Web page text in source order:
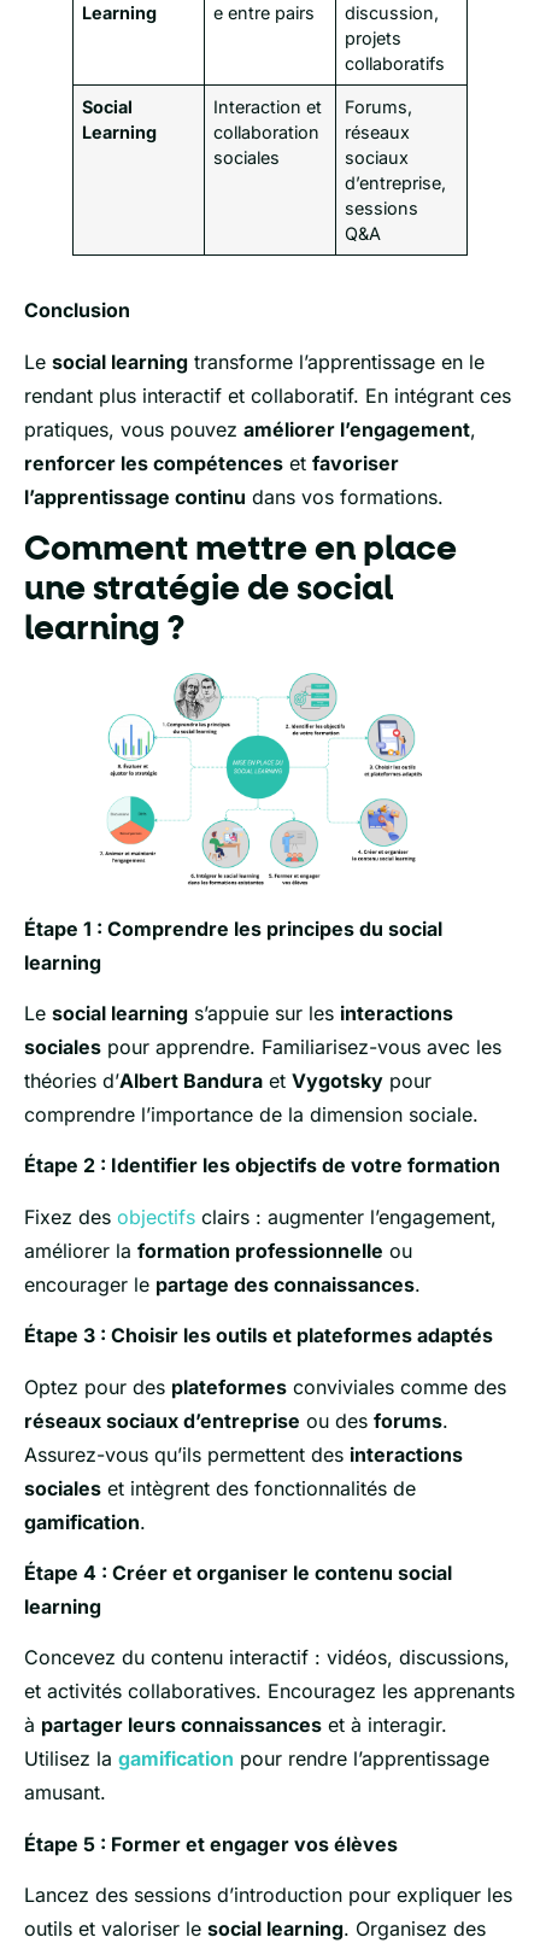
Learning
e entre pairs
discussion,
projets
collaboratifs
Social
Learning
Interaction et
collaboration
sociales
Forums,
réseaux
sociaux
d’entreprise,
sessions
Q&A
Conclusion
Le social learning transforme l’apprentissage en le
rendant plus interactif et collaboratif. En intégrant ces
pratiques, vous pouvez améliorer l’engagement,
renforcer les compétences et favoriser
l’apprentissage continu dans vos formations.
Comment mettre en place
une stratégie de social
learning ?
Étape 1 : Comprendre les principes du social
learning
Le social learning s’appuie sur les interactions
sociales pour apprendre. Familiarisez-vous avec les
théories d’Albert Bandura et Vygotsky pour
comprendre l’importance de la dimension sociale.
Étape 2 : Identifier les objectifs de votre formation
Fixez des objectifs clairs : augmenter l’engagement,
améliorer la formation professionnelle ou
encourager le partage des connaissances.
Étape 3 : Choisir les outils et plateformes adaptés
Optez pour des plateformes conviviales comme des
réseaux sociaux d’entreprise ou des forums.
Assurez-vous qu’ils permettent des interactions
sociales et intègrent des fonctionnalités de
gamification.
Étape 4 : Créer et organiser le contenu social
learning
Concevez du contenu interactif : vidéos, discussions,
et activités collaboratives. Encouragez les apprenants
à partager leurs connaissances et à interagir.
Utilisez la gamification pour rendre l’apprentissage
amusant.
Étape 5 : Former et engager vos élèves
Lancez des sessions d’introduction pour expliquer les
outils et valoriser le social learning. Organisez des